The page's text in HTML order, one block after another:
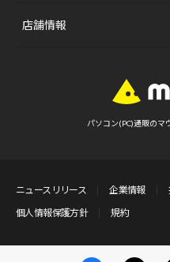
店舗情報
パソコン(PC)通販のマ
ニュースリリース 企業情報
個人情報保護方針
規約